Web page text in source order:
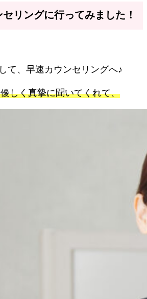
リングに行ってみました！
て、早速カウンセリングへ♪
しく真摯に聞いてくれて、